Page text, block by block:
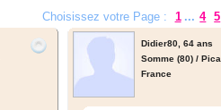
Choisissez votre Page : 1 ... 4 5
Didier80, 64 ans
Somme (80) /
France